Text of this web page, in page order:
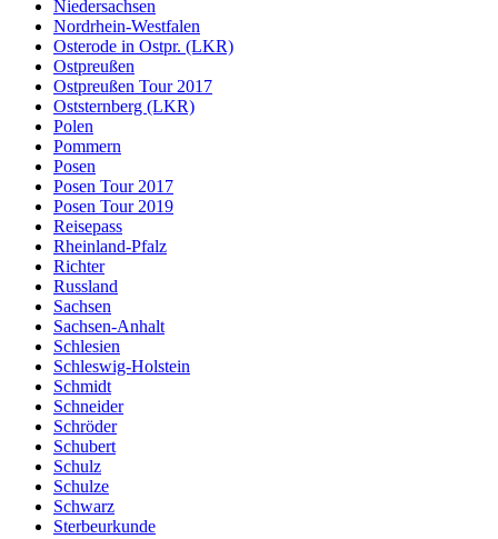
Niedersachsen
Nordrhein-Westfalen
Osterode in Ostpr. (LKR)
Ostpreußen
Ostpreußen Tour 2017
Oststernberg (LKR)
Polen
Pommern
Posen
Posen Tour 2017
Posen Tour 2019
Reisepass
Rheinland-Pfalz
Richter
Russland
Sachsen
Sachsen-Anhalt
Schlesien
Schleswig-Holstein
Schmidt
Schneider
Schröder
Schubert
Schulz
Schulze
Schwarz
Sterbeurkunde